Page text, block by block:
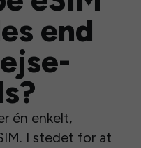
end
én enkelt,
I stedet for at